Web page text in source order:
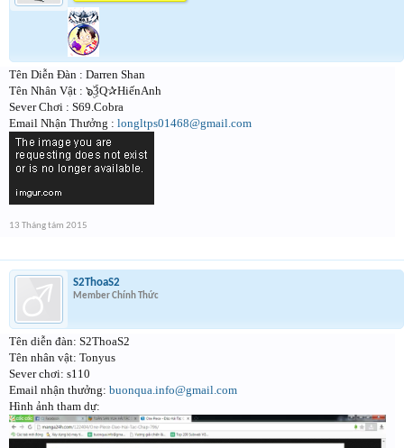
Tên Diễn Đàn : Darren Shan
Tên Nhân Vật : ๖ۣۜ3Q✰HiếnAnh
Sever Chơi : S69.Cobra
Email Nhận Thưởng : longltps01468@gmail.com
13 Tháng tám 2015
S2ThoaS2
Member Chính Thức
Tên diễn đàn: S2ThoaS2
Tên nhân vật: Tonyus
Sever chơi: s110
Email nhận thưởng: buonqua.info@gmail.com
Hình ảnh tham dự: